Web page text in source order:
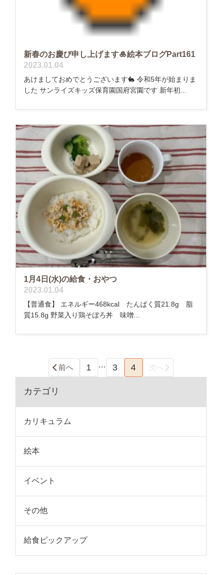
新春のお慶び申し上げます🎍絵本ブログPart161
2023.01.04
あけましておめでとうございます🐇 令和5年が始まりま
した サンライズキッズ保育園国府宮園です 新年初...
1月4日(水)の給食・おやつ
2023.01.04
【普通食】 エネルギー468kcal たんぱく質21.8g 脂
質15.8g 野菜入り鶏そぼろ丼 味噌...
前へ 1 … 3 4 次へ
カテゴリ
カリキュラム
絵本
イベント
その他
給食ピックアップ